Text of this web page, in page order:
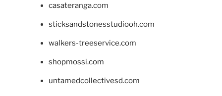
casateranga.com
sticksandstonesstudiooh.com
walkers-treeservice.com
shopmossi.com
untamedcollectivesd.com